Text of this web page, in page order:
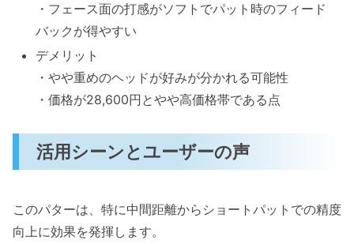
・フェース面の打感がソフトでパット時のフィード
バックが得やすい
デメリット
・やや重めのヘッドが好みが分かれる可能性
・価格が28,600円とやや高価格帯である点
活用シーンとユーザーの声
このパターは、特に中間距離からショートパットでの精度
向上に効果を発揮します。